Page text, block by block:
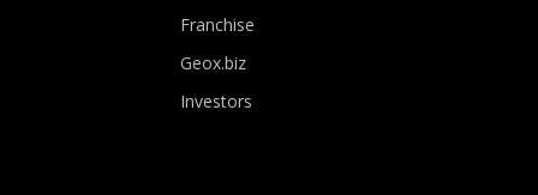
Franchise
Geox.biz
Investors